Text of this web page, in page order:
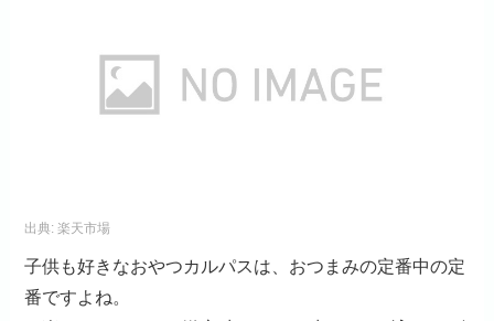
出典:楽天市場
子供も好きなおやつカルパスは、おつまみの定番中の定
番ですよね。